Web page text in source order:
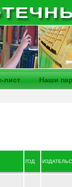
лист Наши
ГОД